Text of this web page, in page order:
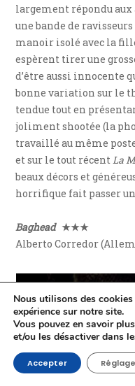
largement répondu
une bande de
manoir isolé avec la
espèrent tirer une
d’être aussi innocente
bonne variation sur le
tendue tout en
joliment shootée (la
travaillé au même
et sur le tout récentLa
beaux décors et
horrifique fait passer
Baghead★★★
Alberto Corredor
Nous utilisons des
expérience sur notre site.
Vous pouvez en savoir
et/ou les désactiver dans
Accepter